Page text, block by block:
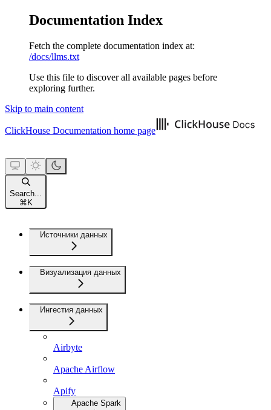
Documentation Index
Fetch the complete documentation index at:
/docs/llms.txt
Use this file to discover all available pages before
exploring further.
Skip to main content
ClickHouse Documentation home page
Search...
⌘ K
Источники данных
Визуализация данных
Ингестия данных
Airbyte
Apache Airflow
Apify
Apache Spark